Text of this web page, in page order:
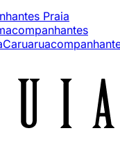
Praia
acompanhantes
Caruaru